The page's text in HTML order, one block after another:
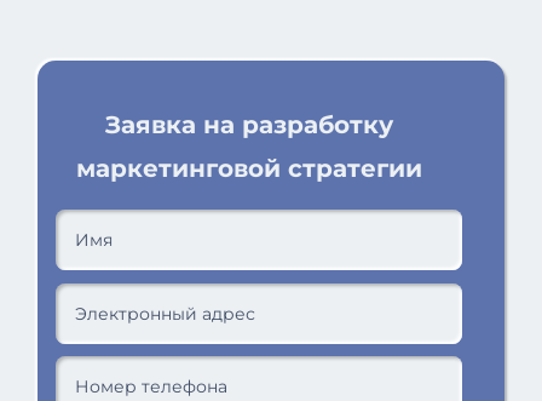
Заявка на разработку
маркетинговой стратегии